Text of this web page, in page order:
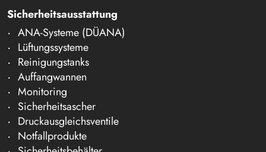
Sicherheitsausstattung
ANA-Systeme (DÜANA)
Lüftungssysteme
Reinigungstanks
Auffangwannen
Monitoring
Sicherheitsascher
Druckausgleichsventile
Notfallprodukte